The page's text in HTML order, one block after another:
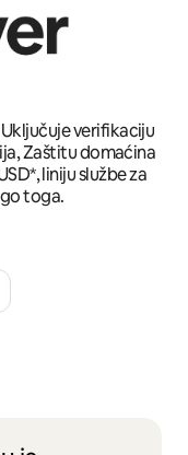
verifikaciju
Zaštitu domaćina
liniju službe za
toga.